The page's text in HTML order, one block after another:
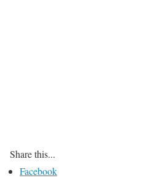
Share this...
Facebook